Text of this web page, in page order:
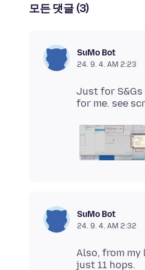
모든 댓글 (3)
SuMo Bot
24. 9. 4. AM 2:23
Just for S&Gs
SuMo Bot
24. 9. 4. AM 2:32
Also, from
just 11 hops.